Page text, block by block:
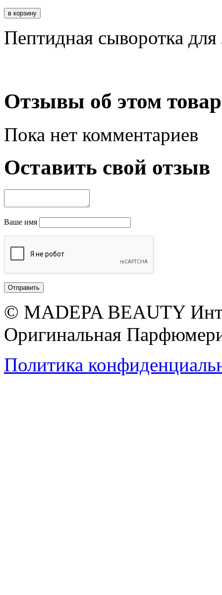
Пептидная сыворотка
Отзывы об этом
Пока нет комментариев
Оставить свой отзыв
Ваше имя
© MADEPA BEAUTY
Оригинальная
Политика